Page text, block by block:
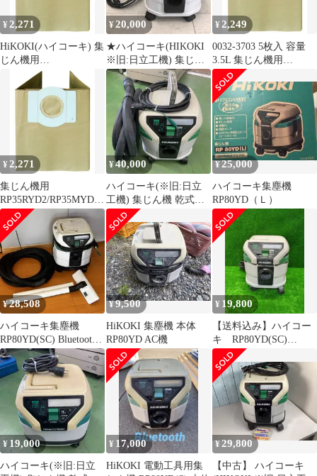
¥ 2,271
HiKOKI(ハイコーキ) 集
じん機用
RP35RYD2/RP35MYD2
用紙フィルター 容量
3.5L 5枚入 0032-3703
¥20,000
★ハイコーキ(HIKOKI
※旧:日立工機) 集じん
機 乾式 RP80YD(SC)
【川越店】
¥ 2,249
0032-3703 5枚入 容量
3.5L 集じん機用
RP35RYD2/RP35MYD2
用紙フィルター
HiKOKI(ハイコーキ)
¥ 2,271
集じん機用
RP35RYD2/RP35MYD2
用紙フィルター
HiKOKI(ハイコーキ) 容
量3.5L 5枚入 0032-3703
¥40,000
ハイコーキ(※旧:日立
工機) 集じん機 乾式
RP80YD(SC)【桶川店】
¥25,000
ハイコーキ集塵機
RP80YD（Ｌ）
¥28,508
ハイコーキ集塵機
RP80YD(SC) Bluetooth
対応
¥9,500
HiKOKI 集塵機 本体
RP80YD AC機
¥ 19,800
【送料込み】ハイコー
キ RP80YD(SC)
Bluetooth対応 集塵機
¥ 19,000
ハイコーキ(※旧:日立
¥ 17,000
HiKOKI 電動工具用集
¥29,800
【中古】 ハイコーキ